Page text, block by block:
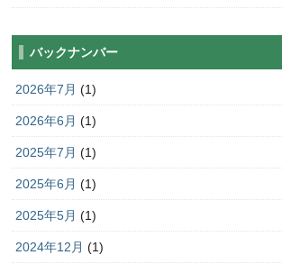
バックナンバー
2026年7月 (1)
2026年6月 (1)
2025年7月 (1)
2025年6月 (1)
2025年5月 (1)
2024年12月 (1)